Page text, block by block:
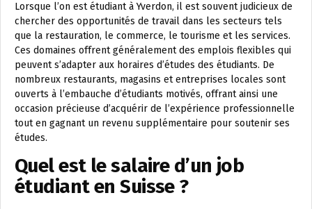
Lorsque l’on est étudiant à Yverdon, il est souvent judicieux de
chercher des opportunités de travail dans les secteurs tels
que la restauration, le commerce, le tourisme et les services.
Ces domaines offrent généralement des emplois flexibles qui
peuvent s’adapter aux horaires d’études des étudiants. De
nombreux restaurants, magasins et entreprises locales sont
ouverts à l’embauche d’étudiants motivés, offrant ainsi une
occasion précieuse d’acquérir de l’expérience professionnelle
tout en gagnant un revenu supplémentaire pour soutenir ses
études.
Quel est le salaire d’un job
étudiant en Suisse ?